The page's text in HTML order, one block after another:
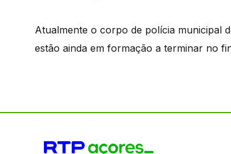
Atualmente o corpo de polícia municipal
estão ainda em formação a terminar no